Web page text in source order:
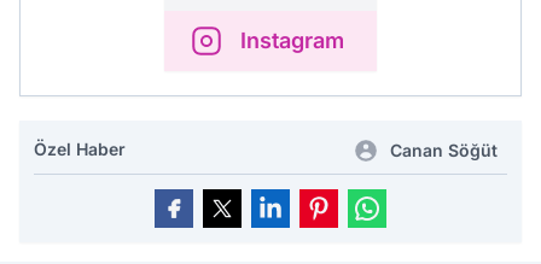
Instagram
Özel Haber Canan Söğüt